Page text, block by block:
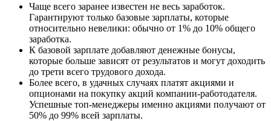
Чаще всего заранее известен не весь заработок.
Гарантируют только базовые зарплаты, которые
относительно невелики: обычно от 1% до 10% общего
заработка.
К базовой зарплате добавляют денежные бонусы,
которые больше зависят от результатов и могут доходить
до трети всего трудового дохода.
Более всего, в удачных случаях платят акциями и
опционами на покупку акций компании-работодателя.
Успешные топ-менеджеры именно акциями получают от
50% до 99% всей зарплаты.